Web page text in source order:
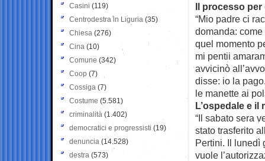
Il processo
“Mio padre ci
domanda:
quel momento
mi pentii
avvicinò
disse: io la
le manette ai
L’ospedale e il
“Il sabato sera
stato trasferito
Pertini. Il lunedì
vuole
Casini (119)
Centrodestra in Liguria (35)
Chiesa (276)
Cina (10)
Comune (342)
Coop (7)
Cossiga (7)
Costume (5.581)
criminalità (1.402)
democratici e progressisti (19)
denuncia (14.528)
destra (573)